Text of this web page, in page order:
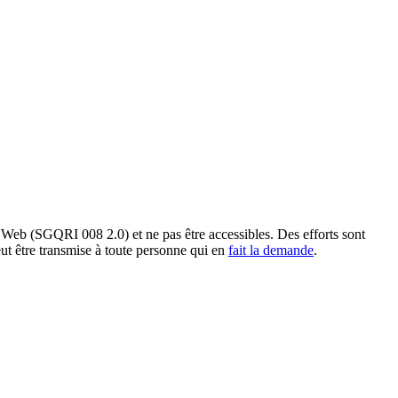
(SGQRI 008 2.0) et ne pas être accessibles. Des efforts sont
être transmise à toute personne qui en fait la demande.